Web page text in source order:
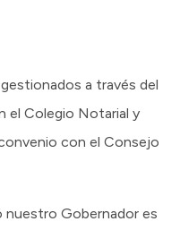
a través del
el Colegio Notarial y
con el Consejo
nuestro Gobernador es